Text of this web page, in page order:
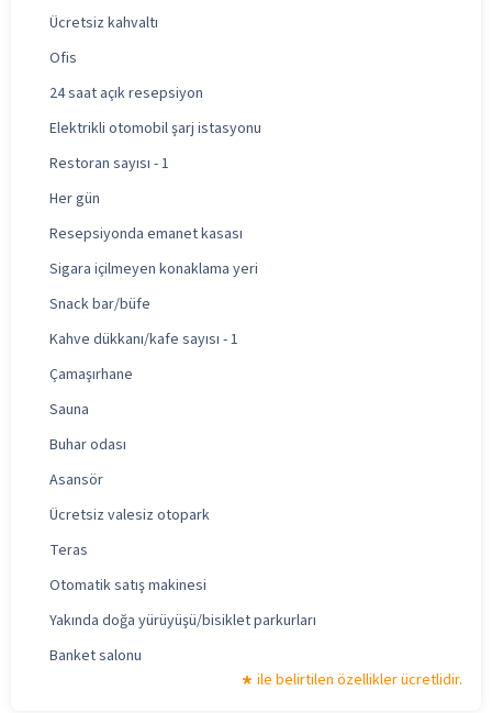
Ücretsiz kahvaltı
Ofis
24 saat açık resepsiyon
Elektrikli otomobil şarj istasyonu
Restoran sayısı - 1
Her gün
Resepsiyonda emanet kasası
Sigara içilmeyen konaklama yeri
Snack bar/büfe
Kahve dükkanı/kafe sayısı - 1
Çamaşırhane
Sauna
Buhar odası
Asansör
Ücretsiz valesiz otopark
Teras
Otomatik satış makinesi
Yakında doğa yürüyüşü/bisiklet parkurları
Banket salonu
ile belirtilen özellikler ücretlidir.